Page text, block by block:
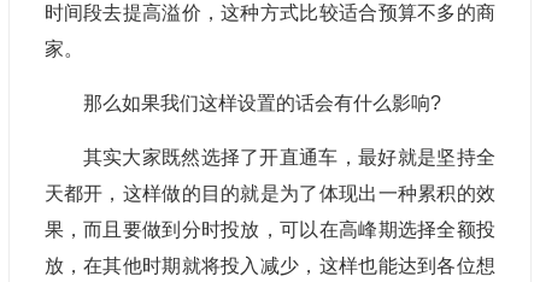
时间段去提高溢价，这种方式比较适合预算不多的商
家。
那么如果我们这样设置的话会有什么影响?
其实大家既然选择了开直通车，最好就是坚持全
天都开，这样做的目的就是为了体现出一种累积的效
果，而且要做到分时投放，可以在高峰期选择全额投
放，在其他时期就将投入减少，这样也能达到各位想